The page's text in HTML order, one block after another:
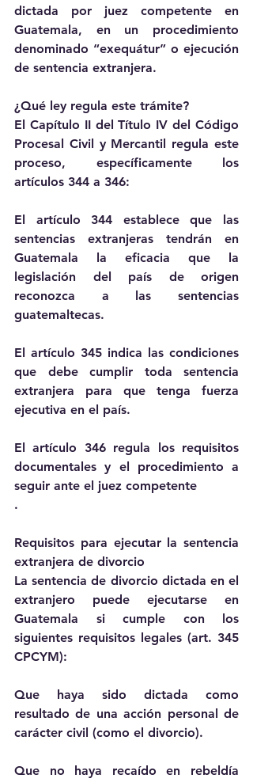
dictada por juez competente en
Guatemala, en un procedimiento
denominado “exequátur” o ejecución
de sentencia extranjera.
¿Qué ley regula este trámite?
El Capítulo II del Título IV del Código
Procesal Civil y Mercantil regula este
proceso, específicamente los
artículos 344 a 346:
El artículo 344 establece que las
sentencias extranjeras tendrán en
Guatemala la eficacia que la
legislación del país de origen
reconozca a las sentencias
guatemaltecas.
El artículo 345 indica las condiciones
que debe cumplir toda sentencia
extranjera para que tenga fuerza
ejecutiva en el país.
El artículo 346 regula los requisitos
documentales y el procedimiento a
seguir ante el juez competente
.
Requisitos para ejecutar la sentencia
extranjera de divorcio
La sentencia de divorcio dictada en el
extranjero puede ejecutarse en
Guatemala si cumple con los
siguientes requisitos legales (art. 345
CPCYM):
Que haya sido dictada como
resultado de una acción personal de
carácter civil (como el divorcio).
Que no haya recaído en rebeldía